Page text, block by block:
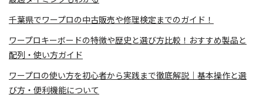
千葉県でワープロの中古販売や修理検定までのガイド！
ワープロキーボードの特徴や歴史と選び方比較！おすすめ製品と
配列・使い方ガイド
ワープロの使い方を初心者から実践まで徹底解説｜基本操作と選
び方・便利機能について